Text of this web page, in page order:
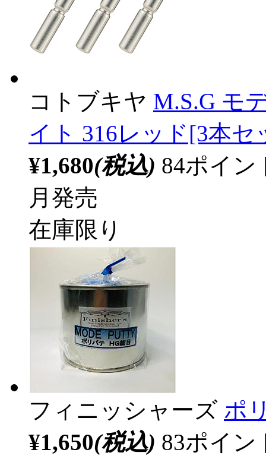
コトブキヤ M.S.G モ
イト 316レッド[3本セ
¥1,680(税込) 84ポイ
月発売
在庫限り
フィニッシャーズ ポ
¥1,650(税込) 83ポイ